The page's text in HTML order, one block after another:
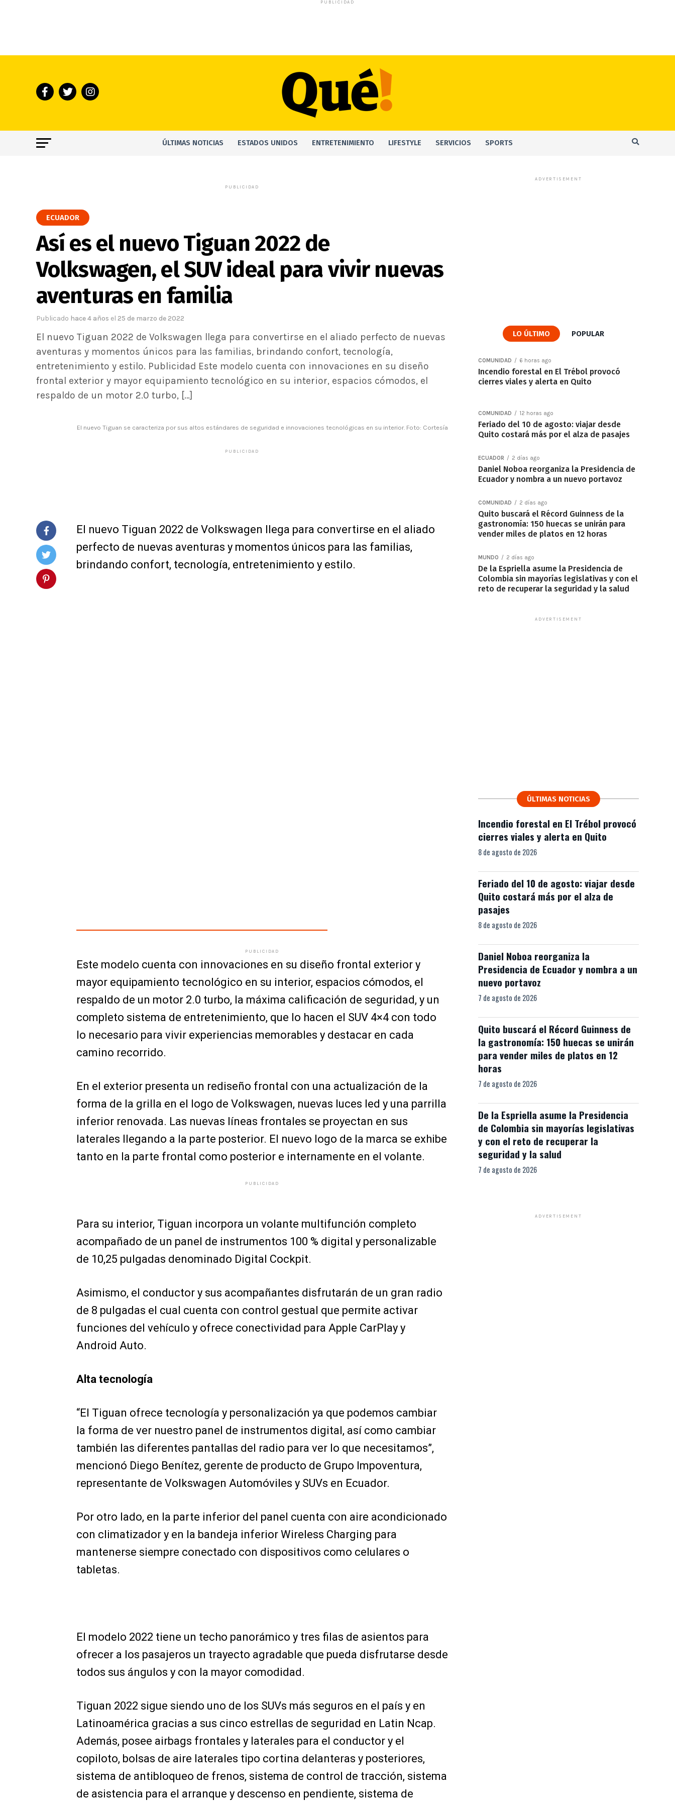
PUBLICIDAD
ÚLTIMAS NOTICIAS ESTADOS UNIDOS ENTRETENIMIENTO LIFESTYLE SERVICIOS SPORTS
PUBLICIDAD
ECUADOR
Así es el nuevo Tiguan 2022 de
Volkswagen, el SUV ideal para vivir nuevas
aventuras en familia
Publicado hace 4 años el 25 de marzo de 2022
El nuevo Tiguan 2022 de Volkswagen llega para convertirse en el aliado perfecto de nuevas
aventuras y momentos únicos para las familias, brindando confort, tecnología,
entretenimiento y estilo. Publicidad Este modelo cuenta con innovaciones en su diseño
frontal exterior y mayor equipamiento tecnológico en su interior, espacios cómodos, el
respaldo de un motor 2.0 turbo, […]
El nuevo Tiguan se caracteriza por sus altos estándares de seguridad e innovaciones tecnológicas en su interior. Foto: Cortesía
PUBLICIDAD
El nuevo Tiguan 2022 de Volkswagen llega para convertirse en el aliado
perfecto de nuevas aventuras y momentos únicos para las familias,
brindando confort, tecnología, entretenimiento y estilo.
PUBLICIDAD
Este modelo cuenta con innovaciones en su diseño frontal exterior y
mayor equipamiento tecnológico en su interior, espacios cómodos, el
respaldo de un motor 2.0 turbo, la máxima calificación de seguridad, y un
completo sistema de entretenimiento, que lo hacen el SUV 4×4 con todo
lo necesario para vivir experiencias memorables y destacar en cada
camino recorrido.
En el exterior presenta un rediseño frontal con una actualización de la
forma de la grilla en el logo de Volkswagen, nuevas luces led y una parrilla
inferior renovada. Las nuevas líneas frontales se proyectan en sus
laterales llegando a la parte posterior. El nuevo logo de la marca se exhibe
tanto en la parte frontal como posterior e internamente en el volante.
PUBLICIDAD
Para su interior, Tiguan incorpora un volante multifunción completo
acompañado de un panel de instrumentos 100 % digital y personalizable
de 10,25 pulgadas denominado Digital Cockpit.
Asimismo, el conductor y sus acompañantes disfrutarán de un gran radio
de 8 pulgadas el cual cuenta con control gestual que permite activar
funciones del vehículo y ofrece conectividad para Apple CarPlay y
Android Auto.
Alta tecnología
“El Tiguan ofrece tecnología y personalización ya que podemos cambiar
la forma de ver nuestro panel de instrumentos digital, así como cambiar
también las diferentes pantallas del radio para ver lo que necesitamos”,
mencionó Diego Benítez, gerente de producto de Grupo Impoventura,
representante de Volkswagen Automóviles y SUVs en Ecuador.
Por otro lado, en la parte inferior del panel cuenta con aire acondicionado
con climatizador y en la bandeja inferior Wireless Charging para
mantenerse siempre conectado con dispositivos como celulares o
tabletas.
El modelo 2022 tiene un techo panorámico y tres filas de asientos para
ofrecer a los pasajeros un trayecto agradable que pueda disfrutarse desde
todos sus ángulos y con la mayor comodidad.
Tiguan 2022 sigue siendo uno de los SUVs más seguros en el país y en
Latinoamérica gracias a sus cinco estrellas de seguridad en Latin Ncap.
Además, posee airbags frontales y laterales para el conductor y el
copiloto, bolsas de aire laterales tipo cortina delanteras y posteriores,
sistema de antibloqueo de frenos, sistema de control de tracción, sistema
de asistencia para el arranque y descenso en pendiente, sistema de
ADVERTISEMENT
LO ÚLTIMO POPULAR
COMUNIDAD 6 horas ago
Incendio forestal en El Trébol provocó
cierres viales y alerta en Quito
COMUNIDAD 12 horas ago
Feriado del 10 de agosto: viajar desde
Quito costará más por el alza de pasajes
ECUADOR 2 días ago
Daniel Noboa reorganiza la Presidencia de
Ecuador y nombra a un nuevo portavoz
COMUNIDAD 2 días ago
Quito buscará el Récord Guinness de la
gastronomía: 150 huecas se unirán para
vender miles de platos en 12 horas
MUNDO 2 días ago
De la Espriella asume la Presidencia de
Colombia sin mayorías legislativas y con el
reto de recuperar la seguridad y la salud
ADVERTISEMENT
ÚLTIMAS NOTICIAS
Incendio forestal en El Trébol provocó
cierres viales y alerta en Quito
8 de agosto de 2026
Feriado del 10 de agosto: viajar desde
Quito costará más por el alza de
pasajes
8 de agosto de 2026
Daniel Noboa reorganiza la
Presidencia de Ecuador y nombra a un
nuevo portavoz
7 de agosto de 2026
Quito buscará el Récord Guinness de
la gastronomía: 150 huecas se unirán
para vender miles de platos en 12
horas
7 de agosto de 2026
De la Espriella asume la Presidencia
de Colombia sin mayorías legislativas
y con el reto de recuperar la
seguridad y la salud
7 de agosto de 2026
ADVERTISEMENT